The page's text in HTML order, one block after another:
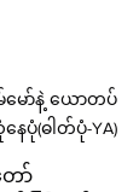
မော်နဲ့ ယောတပ်
တွေ့ဆုံနေပုံ(ဓါတ်ပုံ-YA)
ာ်